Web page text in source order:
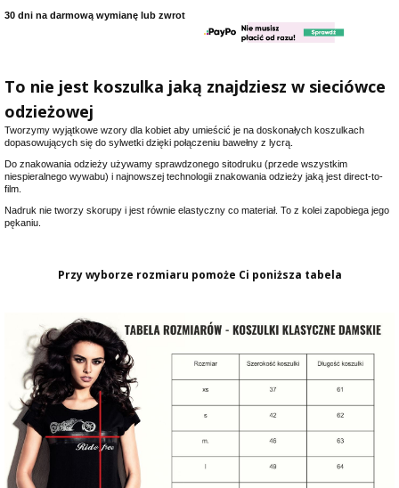
30 dni na darmową wymianę lub zwrot
To nie jest koszulka jaką znajdziesz w sieciówce
odzieżowej
Tworzymy wyjątkowe wzory dla kobiet aby umieścić je na doskonałych koszulkach
dopasowujących się do sylwetki dzięki połączeniu bawełny z lycrą.
Do znakowania odzieży używamy sprawdzonego sitodruku (przede wszystkim
niespieralnego wywabu) i najnowszej technologii znakowania odzieży jaką jest direct-to-
film.
Nadruk nie tworzy skorupy i jest równie elastyczny co materiał. To z kolei zapobiega jego
pękaniu.
Przy wyborze rozmiaru pomoże Ci poniższa tabela